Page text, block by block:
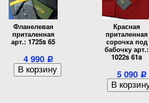
Фланелевая
приталенная
арт.: 1725s 65
4 990 Р
Красная
приталенная
сорочка под
бабочку арт.:
1022s 61a
5 090 Р